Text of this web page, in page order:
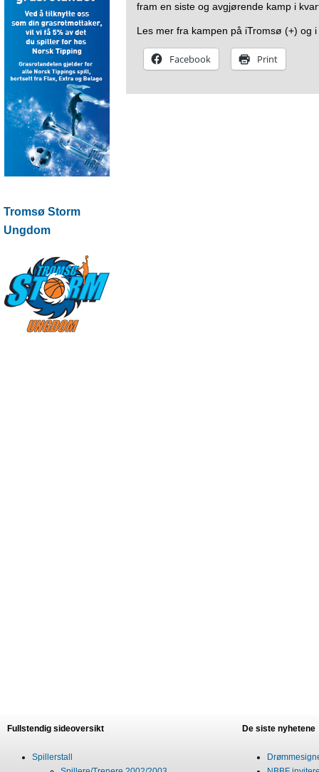
Tromsø Storm
Ungdom
fram en siste og avgjørende kamp i
Les mer fra kampen på iTromsø (+) og i
Facebook Print
Fullstendig sideoversikt
Spillerstall
De siste nyhetene